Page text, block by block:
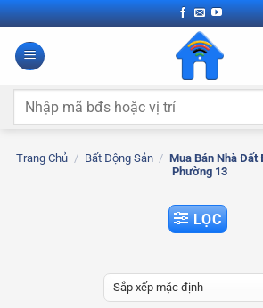
Bỏ
qua
nội
Tìm
Trang Chủ / Bất Động Sản / Mua Bán Nhà
Phường 13
LỌC